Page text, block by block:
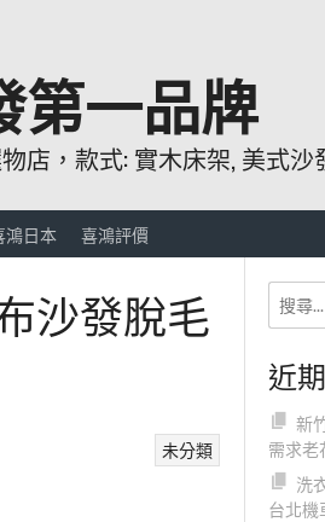
第一品牌
店，款式: 實木床架, 美式沙
鴻日本 喜鴻評價
沙發脫毛
未分類
近
新
需求老
洗
台北機